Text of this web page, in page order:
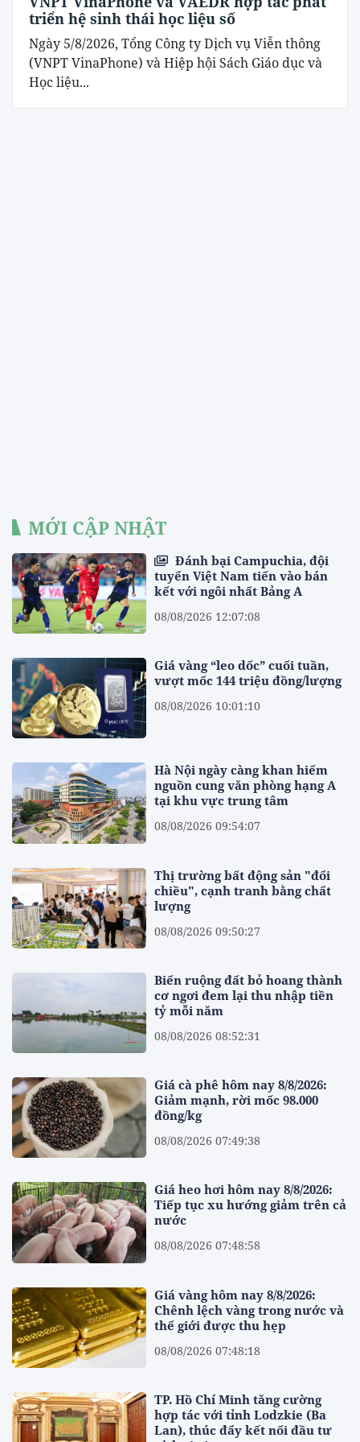
triển hệ sinh thái học liệu số
Ngày 5/8/2026, Tổng Công ty Dịch vụ Viễn thông
(VNPT VinaPhone) và Hiệp hội Sách Giáo dục và
Học liệu...
MỚI CẬP NHẬT
Đánh bại Campuchia, đội
tuyển Việt Nam tiến vào bán
kết với ngôi nhất Bảng A
08/08/2026 12:07:08
Giá vàng “leo dốc” cuối tuần,
vượt mốc 144 triệu đồng/lượng
08/08/2026 10:01:10
Hà Nội ngày càng khan hiếm
nguồn cung văn phòng hạng A
tại khu vực trung tâm
08/08/2026 09:54:07
Thị trường bất động sản "đổi
chiều", cạnh tranh bằng chất
lượng
08/08/2026 09:50:27
Biến ruộng đất bỏ hoang thành
cơ ngơi đem lại thu nhập tiền
tỷ mỗi năm
08/08/2026 08:52:31
Giá cà phê hôm nay 8/8/2026:
Giảm mạnh, rời mốc 98.000
đồng/kg
08/08/2026 07:49:38
Giá heo hơi hôm nay 8/8/2026:
Tiếp tục xu hướng giảm trên cả
nước
08/08/2026 07:48:58
Giá vàng hôm nay 8/8/2026:
Chênh lệch vàng trong nước và
thế giới được thu hẹp
08/08/2026 07:48:18
TP. Hồ Chí Minh tăng cường
hợp tác với tỉnh Lodzkie (Ba
Lan), thúc đẩy kết nối đầu tư